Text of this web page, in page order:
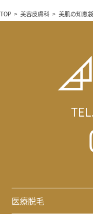
TOP > 美容皮膚科 > 美肌の知恵袋
TEL.
医療脱毛